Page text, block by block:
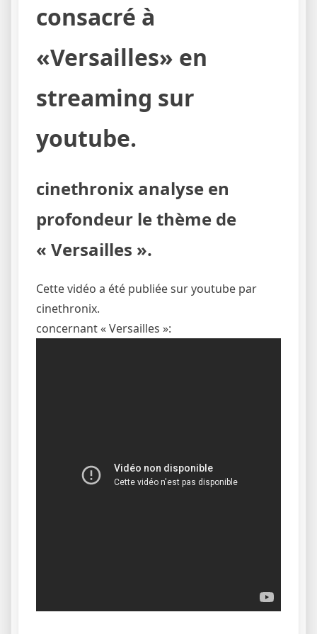
consacré à
«Versailles» en
streaming sur
youtube.
cinethronix analyse en
profondeur le thème de
« Versailles ».
Cette vidéo a été publiée sur youtube par
cinethronix.
concernant « Versailles »: